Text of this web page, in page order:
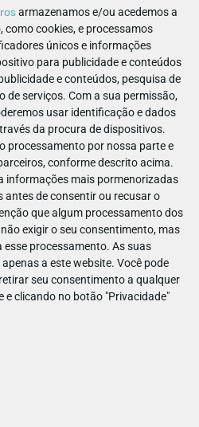
armazenamos e/ou acedemos a
cookies, e processamos
únicos e informações
para publicidade e conteúdos
e conteúdos, pesquisa de
de serviços. Com a sua permissão,
usar identificação e dados
da procura de dispositivos.
processamento por nossa parte e
conforme descrito acima.
informações mais pormenorizadas
antes de consentir ou recusar o
que algum processamento dos
exigir o seu consentimento, mas
esse processamento. As suas
a este website. Você pode
seu consentimento a qualquer
e clicando no botão "Privacidade"
cascata |
do Açor guarda a maravilhosa
de uma fraga de xisto, a
dando origem a uma relaxante
de mergulhos ou prefira
cascata que satisfaz todos os
cascatas na Serra do Açor,
o coração. E, se houver
em 1 | Sintra
crianças a chegar à Cascata do
de Anços, em Sintra. O rio que
rio Mourão, mas se ouvir